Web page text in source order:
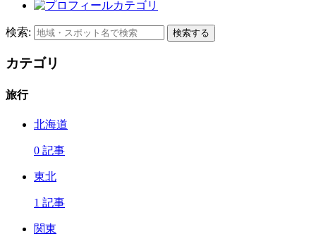
検索: 検索する
カテゴリ
旅行
北海道
0 記事
東北
1 記事
関東